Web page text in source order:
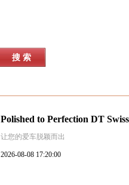
Polished to Perfection DT
让您的爱车脱颖而出
2026-08-08 17:20:00